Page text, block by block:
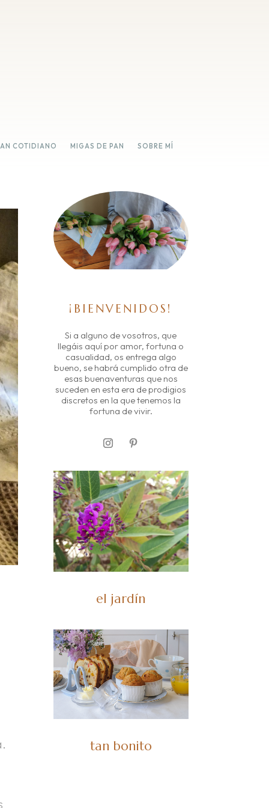
COTIDIANO MIGAS DE PAN SOBRE MÍ
¡BIENVENIDOS!
Si a alguno de vosotros, que
llegáis aquí por amor, fortuna o
casualidad, os entrega algo
bueno, se habrá cumplido otra de
esas buenaventuras que nos
suceden en esta era de prodigios
discretos en la que tenemos la
fortuna de vivir.
el jardín
tan bonito